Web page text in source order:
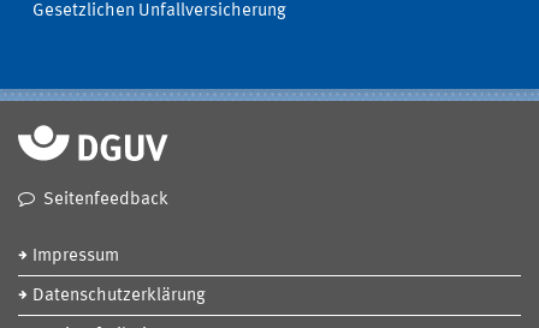
Gesetzlichen Unfallversicherung
Seitenfeedback
Impressum
Datenschutzerklärung